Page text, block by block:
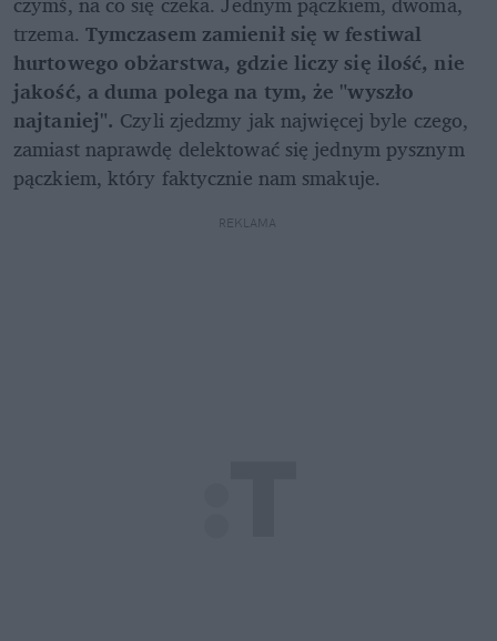
trzema. Tymczasem zamienił się w festiwal
hurtowego obżarstwa, gdzie liczy się ilość, nie
jakość, a duma polega na tym, że "wyszło
najtaniej". Czyli zjedzmy jak najwięcej byle czego,
zamiast naprawdę delektować się jednym pysznym
pączkiem, który faktycznie nam smakuje.
REKLAMA